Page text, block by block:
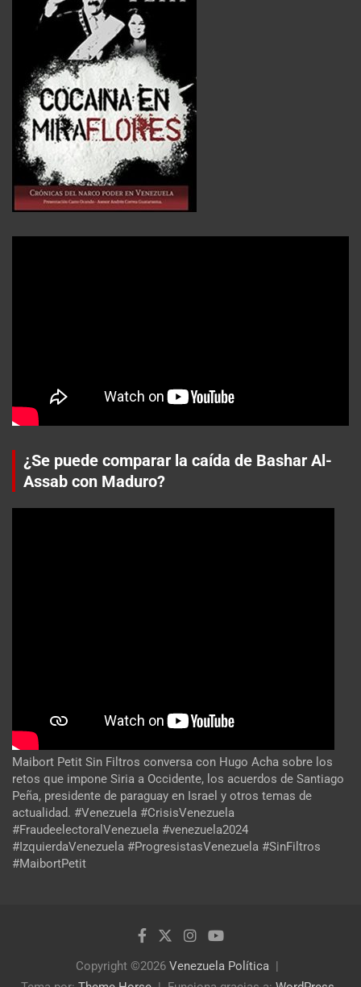
¿Se puede comparar la caída de Bashar Al-
Assab con Maduro?
Maibort Petit Sin Filtros conversa con Hugo Acha sobre los
retos que impone Siria a Occidente, los acuerdos de Santiago
Peña, presidente de paraguay en Israel y otros temas de
actualidad. #Venezuela #CrisisVenezuela
#FraudeelectoralVenezuela #venezuela2024
#IzquierdaVenezuela #ProgresistasVenezuela #SinFiltros
#MaibortPetit
Copyright ©2026 Venezuela Política